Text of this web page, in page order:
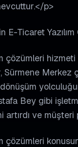
p>
Ticaret
çözümleri
Sürmene
Bey gibi
artırdı ve
çözümleri